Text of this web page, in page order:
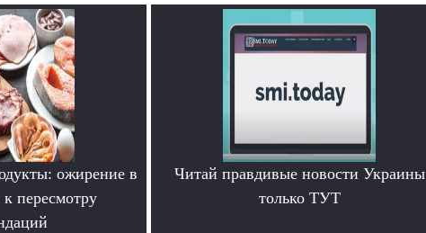
ожирение в
пересмотру
Читай правдивые новости Украины
только ТУТ